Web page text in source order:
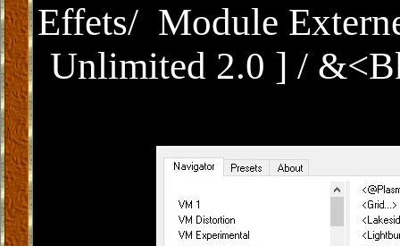
Effets/ Module
Unlimited 2.0 ] /